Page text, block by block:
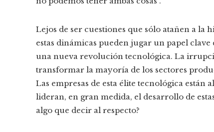
Lejos de ser cuestiones que sólo atañen a la
estas dinámicas pueden jugar un papel
una nueva revolución tecnológica. La
transformar la mayoría de los sectores
Las empresas de esta élite tecnológica
lideran, en gran medida, el desarrollo de
algo que decir al respecto?